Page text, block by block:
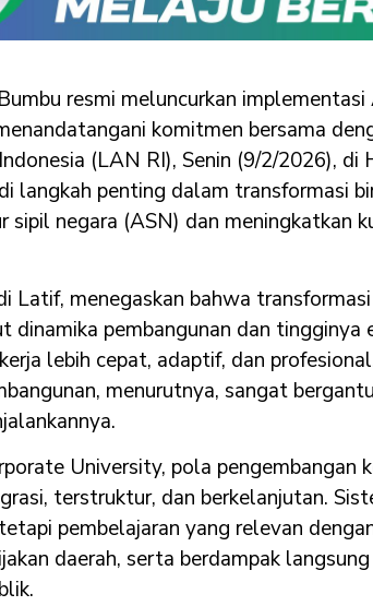
resmi meluncurkan
komitmen bersama
(LAN RI), Senin (9/2/2026),
langkah penting dalam transformasi
sipil negara (ASN) dan meningkatkan
Latif, menegaskan bahwa
dinamika pembangunan dan tingginya
lebih cepat, adaptif, dan
menurutnya, sangat
University, pola pengembangan
terstruktur, dan berkelanjutan.
pembelajaran yang relevan
daerah, serta berdampak